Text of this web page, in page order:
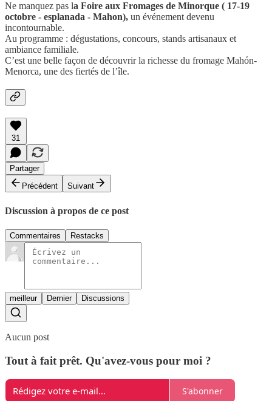
Ne manquez pas la Foire aux Fromages de Minorque ( 17-19
octobre - esplanada - Mahon), un événement devenu
incontournable.
Au programme : dégustations, concours, stands artisanaux et
ambiance familiale.
C’est une belle façon de découvrir la richesse du fromage Mahón-
Menorca, une des fiertés de l’île.
31
Partager
Précédent
Suivant
Discussion à propos de ce post
Commentaires Restacks
meilleur Dernier Discussions
Aucun post
Tout à fait prêt. Qu'avez-vous pour moi ?
S'abonner